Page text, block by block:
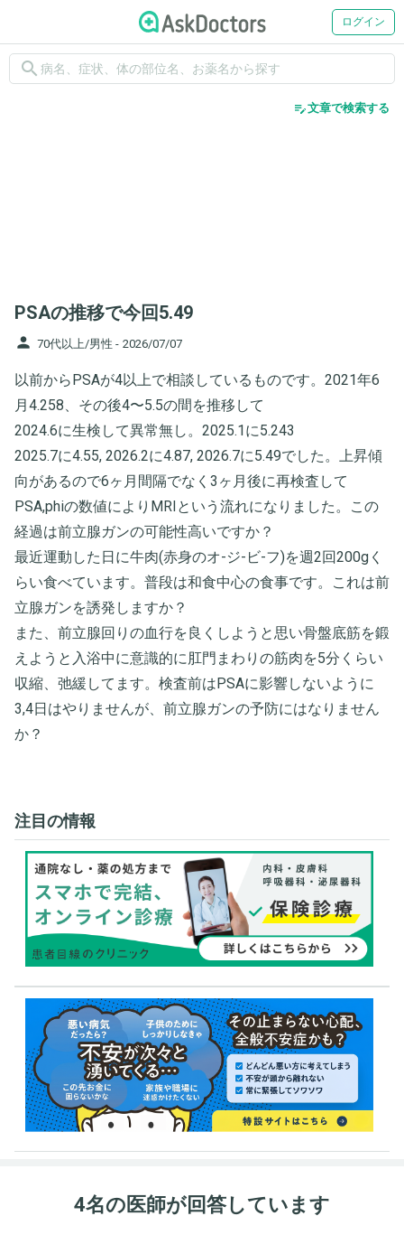
ログイン
search
edit_note文章で検索する
PSAの推移で今回5.49
person 70代以上/男性 - 2026/07/07
以前からPSAが4以上で相談しているものです。2021年6
月4.258、その後4〜5.5の間を推移して
2024.6に生検して異常無し。2025.1に5.243
2025.7に4.55, 2026.2に4.87, 2026.7に5.49でした。上昇傾
向があるので6ヶ月間隔でなく3ヶ月後に再検査して
PSA,phiの数値によりMRIという流れになりました。この
経過は前立腺ガンの可能性高いですか？
最近運動した日に牛肉(赤身のオ-ジ-ビ-フ)を週2回200gく
らい食べています。普段は和食中心の食事です。これは前
立腺ガンを誘発しますか？
また、前立腺回りの血行を良くしようと思い骨盤底筋を鍛
えようと入浴中に意識的に肛門まわりの筋肉を5分くらい
収縮、弛緩してます。検査前はPSAに影響しないように
3,4日はやりませんが、前立腺ガンの予防にはなりません
か？
注目の情報
4名の医師が回答しています